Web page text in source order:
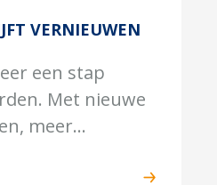
VERNIEUWEN
een stap
Met nieuwe
meer...